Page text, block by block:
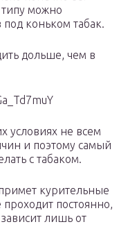
можно
под коньком табак.
дольше, чем в
условиях не всем
и поэтому самый
с табаком.
курительные
постоянно,
лишь от